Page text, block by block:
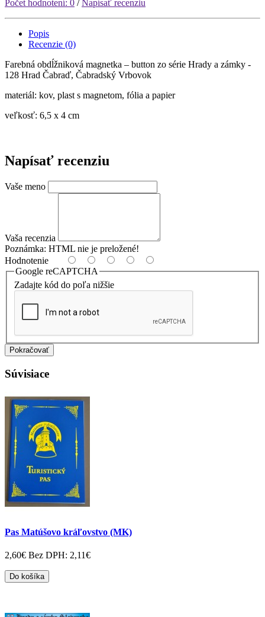
Počet hodnotení: 0 /Napísať recenziu
Popis
Recenzie (0)
Farebná obdĺžniková magnetka – button zo série Hrady a zámky -
128 Hrad Čabraď, Čabradský Vrbovok
materiál: kov, plast s magnetom, fólia a papier
veľkosť: 6,5 x 4 cm
Napísať recenziu
Vaše meno
Vaša recenzia
Poznámka: HTML nie je preložené!
Hodnotenie
Google reCAPTCHA
Zadajte kód do poľa nižšie
Pokračovať
Súvisiace
Pas Matúšovo kráľovstvo (MK)
2,60€ Bez DPH: 2,11€
Do košíka